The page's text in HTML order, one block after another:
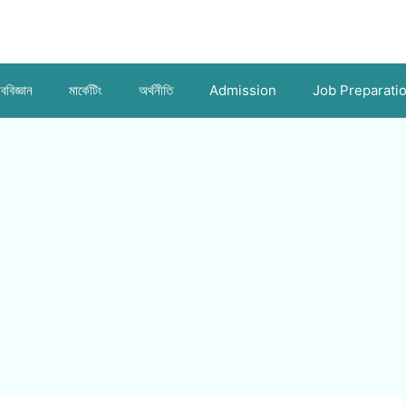
মার্কেটিং অর্থনীতি Admission Job